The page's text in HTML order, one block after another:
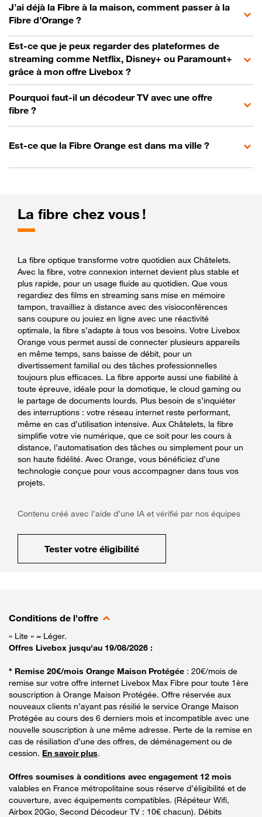
J’ai déjà la Fibre à la maison, comment passer à la
Fibre d’Orange ?
Est-ce que je peux regarder des plateformes de
streaming comme Netflix, Disney+ ou Paramount+
grâce à mon offre Livebox ?
Pourquoi faut-il un décodeur TV avec une offre
fibre ?
Est-ce que la Fibre Orange est dans ma ville ?
La fibre chez vous !
La fibre optique transforme votre quotidien aux Châtelets.
Avec la fibre, votre connexion internet devient plus stable et
plus rapide, pour un usage fluide au quotidien. Que vous
regardiez des films en streaming sans mise en mémoire
tampon, travailliez à distance avec des visioconférences
sans coupure ou jouiez en ligne avec une réactivité
optimale, la fibre s’adapte à tous vos besoins. Votre Livebox
Orange vous permet aussi de connecter plusieurs appareils
en même temps, sans baisse de débit, pour un
divertissement familial ou des tâches professionnelles
toujours plus efficaces. La fibre apporte aussi une fiabilité à
toute épreuve, idéale pour la domotique, le cloud gaming ou
le partage de documents lourds. Plus besoin de s’inquiéter
des interruptions : votre réseau internet reste performant,
même en cas d’utilisation intensive. Aux Châtelets, la fibre
simplifie votre vie numérique, que ce soit pour les cours à
distance, l’automatisation des tâches ou simplement pour un
son haute fidélité. Avec Orange, vous bénéficiez d’une
technologie conçue pour vous accompagner dans tous vos
projets.
Contenu créé avec l’aide d’une IA et vérifié par nos équipes
Tester votre éligibilité
Conditions de l'offre
« Lite » = Léger.
Offres Livebox jusqu'au 19/08/2026 :
* Remise 20€/mois Orange Maison Protégée : 20€/mois de
remise sur votre offre internet Livebox Max Fibre pour toute 1ère
souscription à Orange Maison Protégée. Offre réservée aux
nouveaux clients n’ayant pas résilié le service Orange Maison
Protégée au cours des 6 derniers mois et incompatible avec une
nouvelle souscription à une même adresse. Perte de la remise en
cas de résiliation d’une des offres, de déménagement ou de
cession. En savoir plus.
Offres soumises à conditions avec engagement 12 mois
valables en France métropolitaine sous réserve d’éligibilité et de
couverture, avec équipements compatibles. (Répéteur Wifi,
Airbox 20Go, Second Décodeur TV : 10€ chacun). Débits